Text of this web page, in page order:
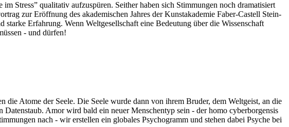
Stress” qualitativ aufzuspüren. Seither haben sich Stimmungen noch dramatisiert
zur Eröffnung des akademischen Jahres der Kunstakademie Faber-Castell Stein-
Erfahrung. Wenn Weltgesellschaft eine Bedeutung über die Wissenschaft
- und dürfen!
die Atome der Seele. Die Seele wurde dann von ihrem Bruder, dem Weltgeist, an die
Amor wird bald ein neuer Menschentyp sein - der homo cyberborgensis
nach - wir erstellen ein globales Psychogramm und stehen dabei Psyche bei